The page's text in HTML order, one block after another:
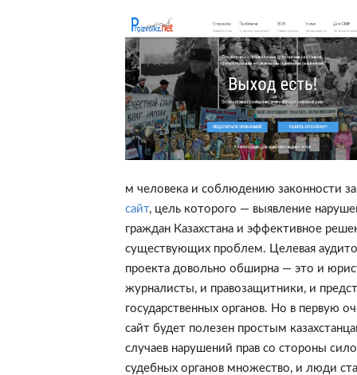
м человека и соблюдению законности
сайт, цель которого — выявление
граждан Казахстана и эффективное
существующих проблем. Целевая
проекта довольно обширна — это и
журналисты, и правозащитники, и
государственных органов. Но в первую
сайт будет полезен простым
случаев нарушений прав со стороны
судебных органов множество, и люди